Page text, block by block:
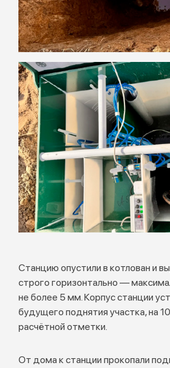
Станцию опустили в котлован и
строго горизонтально —
не более 5 мм. Корпус станции
будущего поднятия участка, на
расчётной отметки.
От дома к станции прокопали